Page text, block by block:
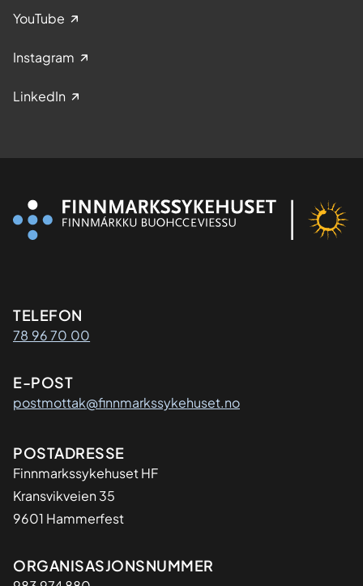
YouTube
Instagram
LinkedIn
Kontaktinformasjon
TELEFON
78 96 70 00
E-POST
postmottak@finnmarkssykehuset.no
Adresse
POSTADRESSE
Finnmarkssykehuset HF
Kransvikveien 35
9601 Hammerfest
Organisasjon
ORGANISASJONSNUMMER